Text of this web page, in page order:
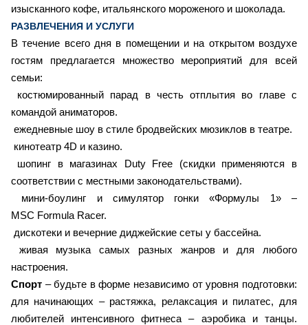
изысканного кофе, итальянского мороженого и шоколада.
РАЗВЛЕЧЕНИЯ И УСЛУГИ
В течение всего дня в помещении и на открытом воздухе
гостям предлагается множество мероприятий для всей
семьи:
костюмированный парад в честь отплытия во главе с
командой аниматоров.
ежедневные шоу в стиле бродвейских мюзиклов в театре.
кинотеатр 4D и казино.
шопинг в магазинах Duty Free (скидки применяются в
соответствии с местными законодательствами).
мини-боулинг и симулятор гонки «Формулы 1» –
MSC Formula Racer.
дискотеки и вечерние диджейские сеты у бассейна.
живая музыка самых разных жанров и для любого
настроения.
Спорт – будьте в форме независимо от уровня подготовки:
для начинающих – растяжка, релаксация и пилатес, для
любителей интенсивного фитнеса – аэробика и танцы.